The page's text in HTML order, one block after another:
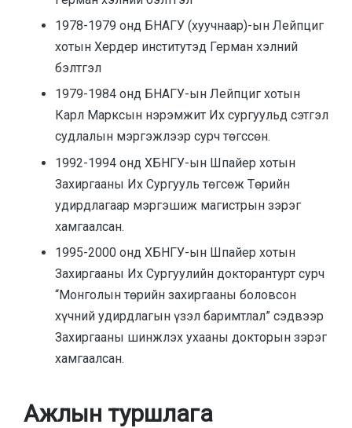
1978-1979 онд БНАГУ (хуучнаар)-ын Лейпциг
хотын Хердер институтэд Герман хэлний
бэлтгэл
1979-1984 онд БНАГУ-ын Лейпциг хотын
Карл Марксын нэрэмжит Их сургуульд сэтгэл
судлалын мэргэжлээр сурч төгссөн.
1992-1994 онд ХБНГУ-ын Шпайер хотын
Захиргааны Их Сургууль төгсөж Төрийн
удирдлагаар мэргэшиж магистрын зэрэг
хамгаалсан.
1995-2000 онд ХБНГУ-ын Шпайер хотын
Захиргааны Их Сургуулийн докторантурт сурч
“Монголын төрийн захиргааны боловсон
хүчний удирдлагын үзэл баримтлал” сэдвээр
Захиргааны шинжлэх ухааны докторын зэрэг
хамгаалсан.
Ажлын туршлага